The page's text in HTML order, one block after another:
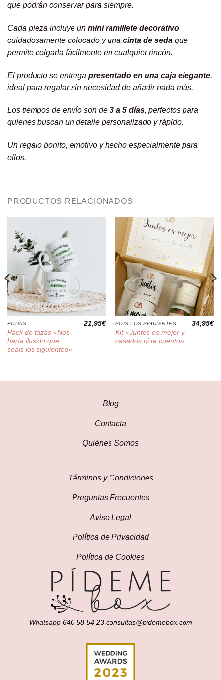
que podrán conservar para siempre.
Cada pieza incluye un mini ramillete decorativo
cuidadosamente colocado y una cinta de seda que
permite colgarla fácilmente en cualquier rincón.
El producto se entrega presentado en una caja elegante,
ideal para regalar sin necesidad de añadir nada más.
Los tiempos de envío son de 3 a 5 días, perfectos para
quienes buscan un detalle personalizado y rápido.
Un regalo bonito, emotivo y hecho especialmente para
ellos.
PRODUCTOS RELACIONADOS
BODAS
Pack de tazas «Nos
haría ilusión que
seáis los siguientes»
21,95€ SOIS LOS SIGUIENTES
Kit «Juntos es mejor y
casados ni te cuento»
34,95€
Términos y Condiciones
Preguntas Frecuentes
Aviso Legal
Política de Privacidad
Política de Cookies
Blog
Contacta
Quiénes Somos
Whatsapp 640 58 54 23 consultas@pidemebox.com